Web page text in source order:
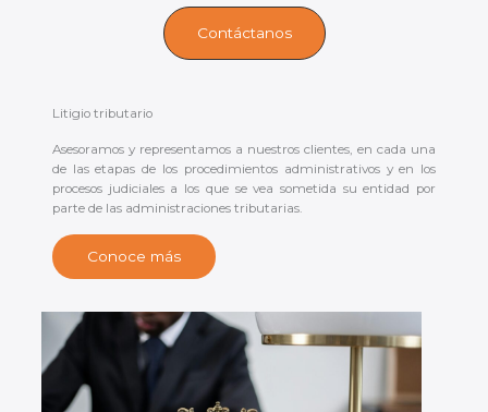
Contáctanos
Litigio tributario
Asesoramos y representamos a nuestros clientes, en cada una
de las etapas de los procedimientos administrativos y en los
procesos judiciales a los que se vea sometida su entidad por
parte de las administraciones tributarias.
Conoce más